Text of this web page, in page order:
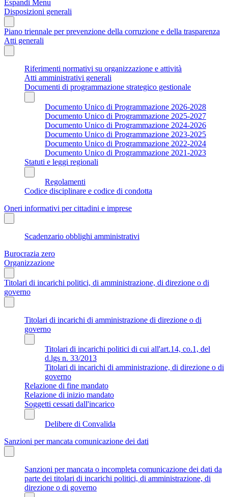
Espandi Menu
Disposizioni generali
Piano triennale per prevenzione della corruzione e della trasparenza
Atti generali
Riferimenti normativi su organizzazione e attività
Atti amministrativi generali
Documenti di programmazione strategico gestionale
Documento Unico di Programmazione 2026-2028
Documento Unico di Programmazione 2025-2027
Documento Unico di Programmazione 2024-2026
Documento Unico di Programmazione 2023-2025
Documento Unico di Programmazione 2022-2024
Documento Unico di Programmazione 2021-2023
Statuti e leggi regionali
Regolamenti
Codice disciplinare e codice di condotta
Oneri informativi per cittadini e imprese
Scadenzario obblighi amministrativi
Burocrazia zero
Organizzazione
Titolari di incarichi politici, di amministrazione, di direzione o di
governo
Titolari di incarichi di amministrazione di direzione o di
governo
Titolari di incarichi politici di cui all'art.14, co.1, del
d.lgs n. 33/2013
Titolari di incarichi di amministrazione, di direzione o di
governo
Relazione di fine mandato
Relazione di inizio mandato
Soggetti cessati dall'incarico
Delibere di Convalida
Sanzioni per mancata comunicazione dei dati
Sanzioni per mancata o incompleta comunicazione dei dati da
parte dei titolari di incarichi politici, di amministrazione, di
direzione o di governo